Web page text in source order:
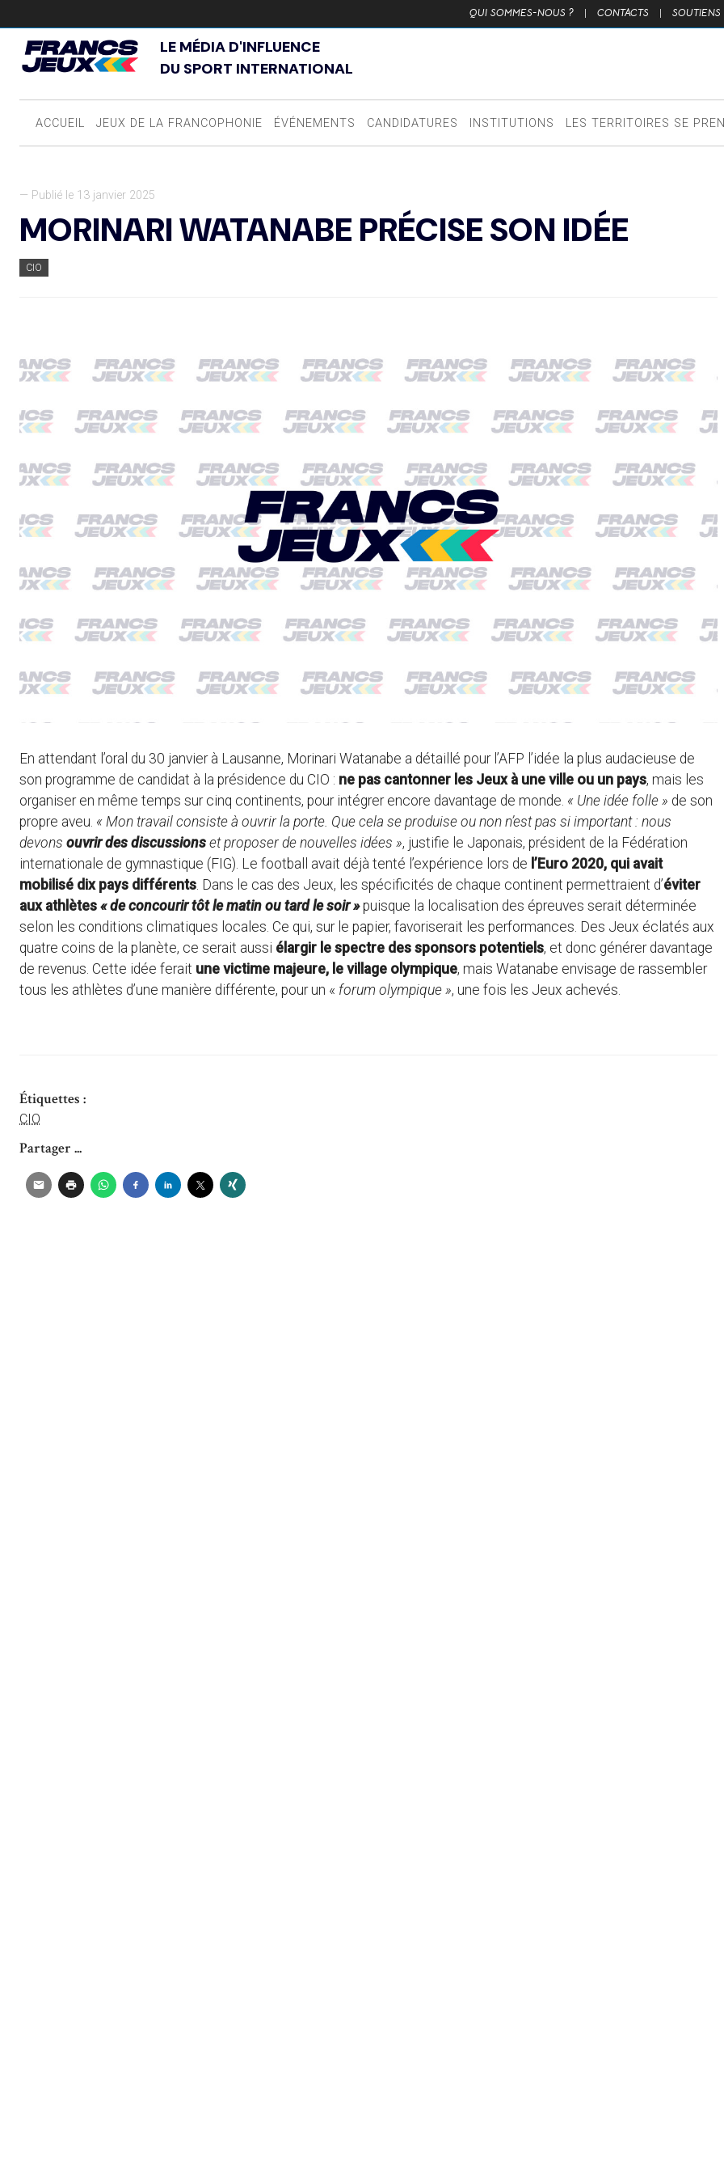
QUI SOMMES-NOUS ? | CONTACTS | SOUTIENS
LE MÉDIA D'INFLUENCE
DU SPORT INTERNATIONAL
ACCUEIL JEUX DE LA FRANCOPHONIE ÉVÉNEMENTS CANDIDATURES INSTITUTIONS LES TERRITOIRES SE
— Publié le 13 janvier 2025
MORINARI WATANABE PRÉCISE SON IDÉE
CIO
En attendant l’oral du 30 janvier à Lausanne, Morinari Watanabe a détaillé pour l’AFP l’idée la plus audacieuse de
son programme de candidat à la présidence du CIO : ne pas cantonner les Jeux à une ville ou un pays, mais les
organiser en même temps sur cinq continents, pour intégrer encore davantage de monde. « Une idée folle » de son
propre aveu. « Mon travail consiste à ouvrir la porte. Que cela se produise ou non n’est pas si important : nous
devons ouvrir des discussions et proposer de nouvelles idées », justifie le Japonais, président de la Fédération
internationale de gymnastique (FIG). Le football avait déjà tenté l’expérience lors de l’Euro 2020, qui avait
mobilisé dix pays différents. Dans le cas des Jeux, les spécificités de chaque continent permettraient d’éviter
aux athlètes « de concourir tôt le matin ou tard le soir » puisque la localisation des épreuves serait déterminée
selon les conditions climatiques locales. Ce qui, sur le papier, favoriserait les performances. Des Jeux éclatés aux
quatre coins de la planète, ce serait aussi élargir le spectre des sponsors potentiels, et donc générer davantage
de revenus. Cette idée ferait une victime majeure, le village olympique, mais Watanabe envisage de rassembler
tous les athlètes d’une manière différente, pour un « forum olympique », une fois les Jeux achevés.
Étiquettes :
CIO
Partager ...